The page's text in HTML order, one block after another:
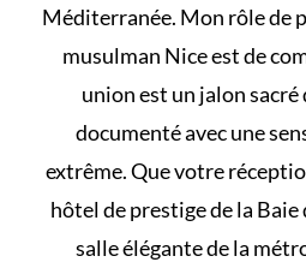
Méditerranée. Mon rôle de
musulman Nice est de
union est un jalon sacré
documenté avec une
extrême. Que votre
hôtel de prestige de la Baie
salle élégante de la